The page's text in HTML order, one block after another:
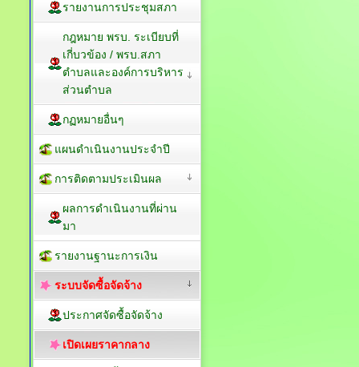
รายงานการประชุมสภา
กฎหมาย พรบ. ระเบียบที่
เกี่บวข้อง / พรบ.สภา
ตำบลและองค์การบริหาร
ส่วนตำบล
กฏหมายอื่นๆ
แผนดำเนินงานประจำปี
การติดตามประเมินผล
ผลการดำเนินงานที่ผ่าน
มา
รายงานฐานะการเงิน
ระบบจัดซื้อจัดจ้าง
ประกาศจัดซื้อจัดจ้าง
เปิดเผยราคากลาง